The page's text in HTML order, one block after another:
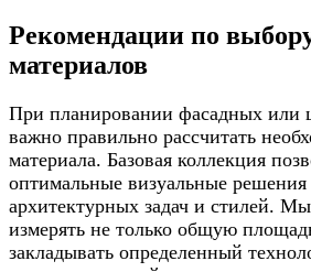
Рекомендации по
материалов
При планировании фасадных или
важно правильно рассчитать
материала. Базовая коллекция
оптимальные визуальные
архитектурных задач и стилей.
измерять не только общую
закладывать определенный